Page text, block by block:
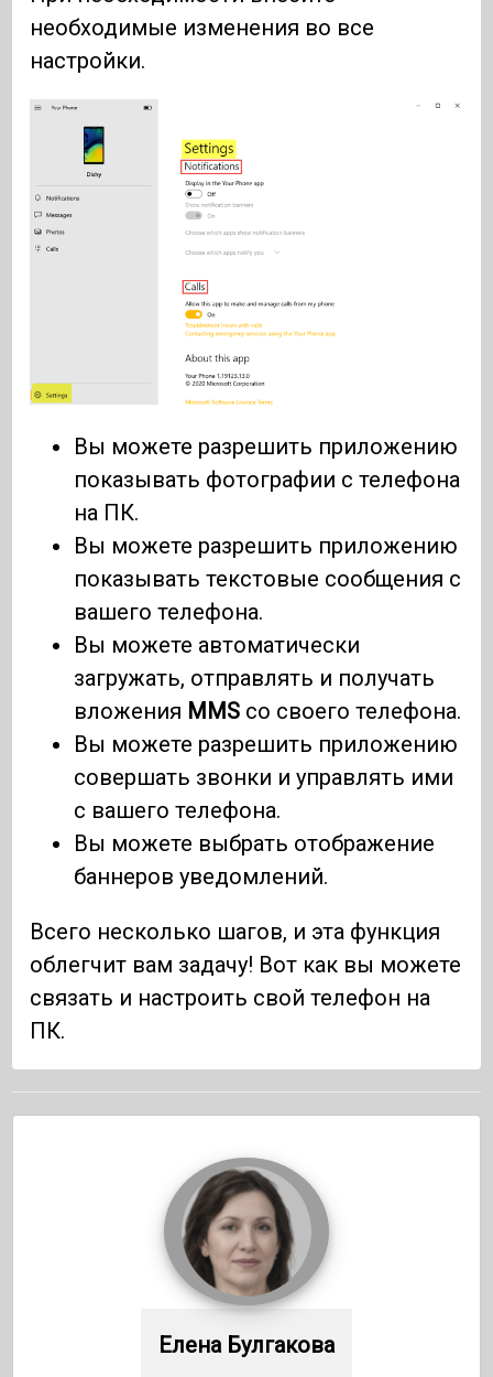
необходимые изменения во все
настройки.
Вы можете разрешить приложению
показывать фотографии с телефона
на ПК.
Вы можете разрешить приложению
показывать текстовые сообщения с
вашего телефона.
Вы можете автоматически
загружать, отправлять и получать
вложения MMS со своего телефона.
Вы можете разрешить приложению
совершать звонки и управлять ими
с вашего телефона.
Вы можете выбрать отображение
баннеров уведомлений.
Всего несколько шагов, и эта функция
облегчит вам задачу! Вот как вы можете
связать и настроить свой телефон на
ПК.
Елена Булгакова